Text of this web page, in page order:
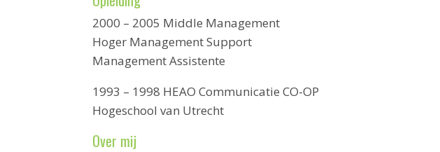
2000 – 2005 Middle Management
Hoger Management Support
Management Assistente
1993 – 1998 HEAO Communicatie CO-OP
Hogeschool van Utrecht
Over mij